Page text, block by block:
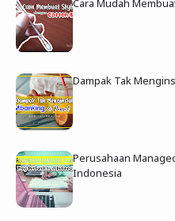
Cara Mudah
Dampak Tak
Perusahaan
Indonesia